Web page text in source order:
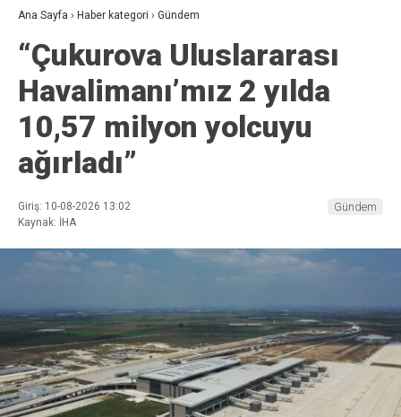
Ana Sayfa › Haber kategori › Gündem
“Çukurova Uluslararası
Havalimanı’mız 2 yılda
10,57 milyon yolcuyu
ağırladı”
Giriş: 10-08-2026 13:02
Kaynak: İHA
Gündem